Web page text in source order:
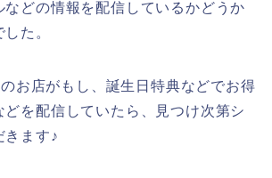
などの情報を配信しているかどうか
た。
お店がもし、誕生日特典などでお得
どを配信していたら、見つけ次第シ
きます♪